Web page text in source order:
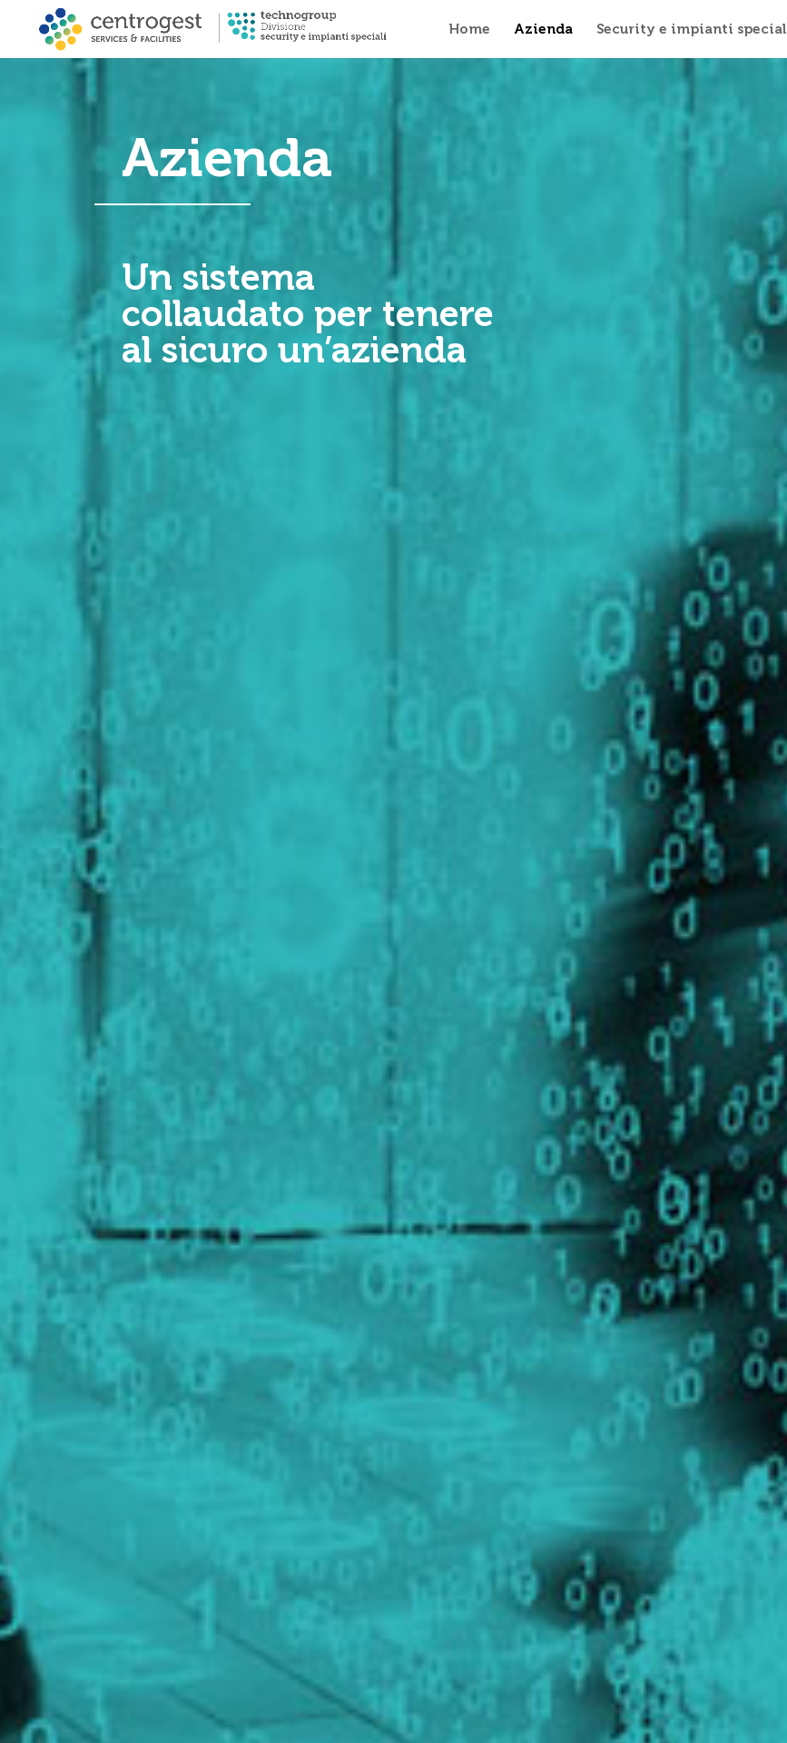
Home Azienda Security e impianti
Azienda
Un sistema
collaudato per tenere
al sicuro un’azienda